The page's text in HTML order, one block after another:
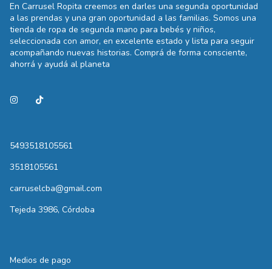
En Carrusel Ropita creemos en darles una segunda oportunidad
a las prendas y una gran oportunidad a las familias. Somos una
tienda de ropa de segunda mano para bebés y niños,
seleccionada con amor, en excelente estado y lista para seguir
acompañando nuevas historias. Comprá de forma consciente,
ahorrá y ayudá al planeta
5493518105561
3518105561
carruselcba@gmail.com
Tejeda 3986, Córdoba
Medios de pago